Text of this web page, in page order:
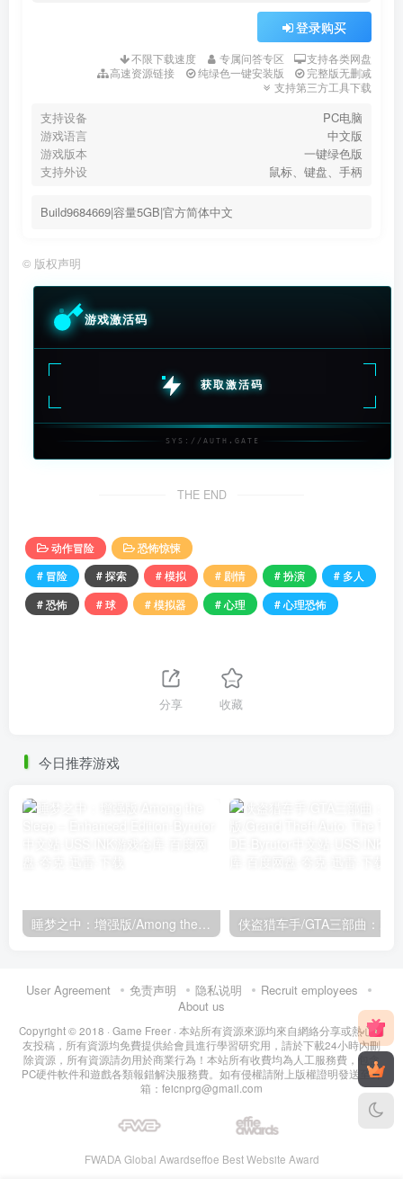
登录购买
不限下载速度 专属问答专区
支持各类网盘
高速资源链接
纯绿色一键安装版
完整版无删减
支持第三方工具下载
支持设备
PC电脑
游戏语言
中文版
游戏版本
一键绿色版
支持外设
鼠标、键盘、手柄
Build9684669|容量5GB|官方简体中文
© 版权声明
游戏激活码
获取激活码
SYS://AUTH.GATE
THE END
动作冒险
恐怖惊悚
# 冒险
# 探索 # 模拟 # 剧情 # 扮演
# 多人
# 恐怖
# 球 # 模拟器 # 心理 # 心理恐怖
分享 收藏
今日推荐游戏
User Agreement 免责声明 隐私说明
Recruit employees
About us
Copyright © 2018 · Game Freer · 本站所有資源來源均來自網絡分享或熱心網
友投稿，所有資源均免費提供給會員進行學習研究用，請於下載24小時內刪
除資源，所有資源請勿用於商業行為！本站所有收費均為人工服務費，包含
PC硬件軟件和遊戲各類報錯解決服務費。如有侵權請附上版權證明發送至郵
箱：feicnprg@gmail.com
FWADA Global Awardseffoe Best Website Award